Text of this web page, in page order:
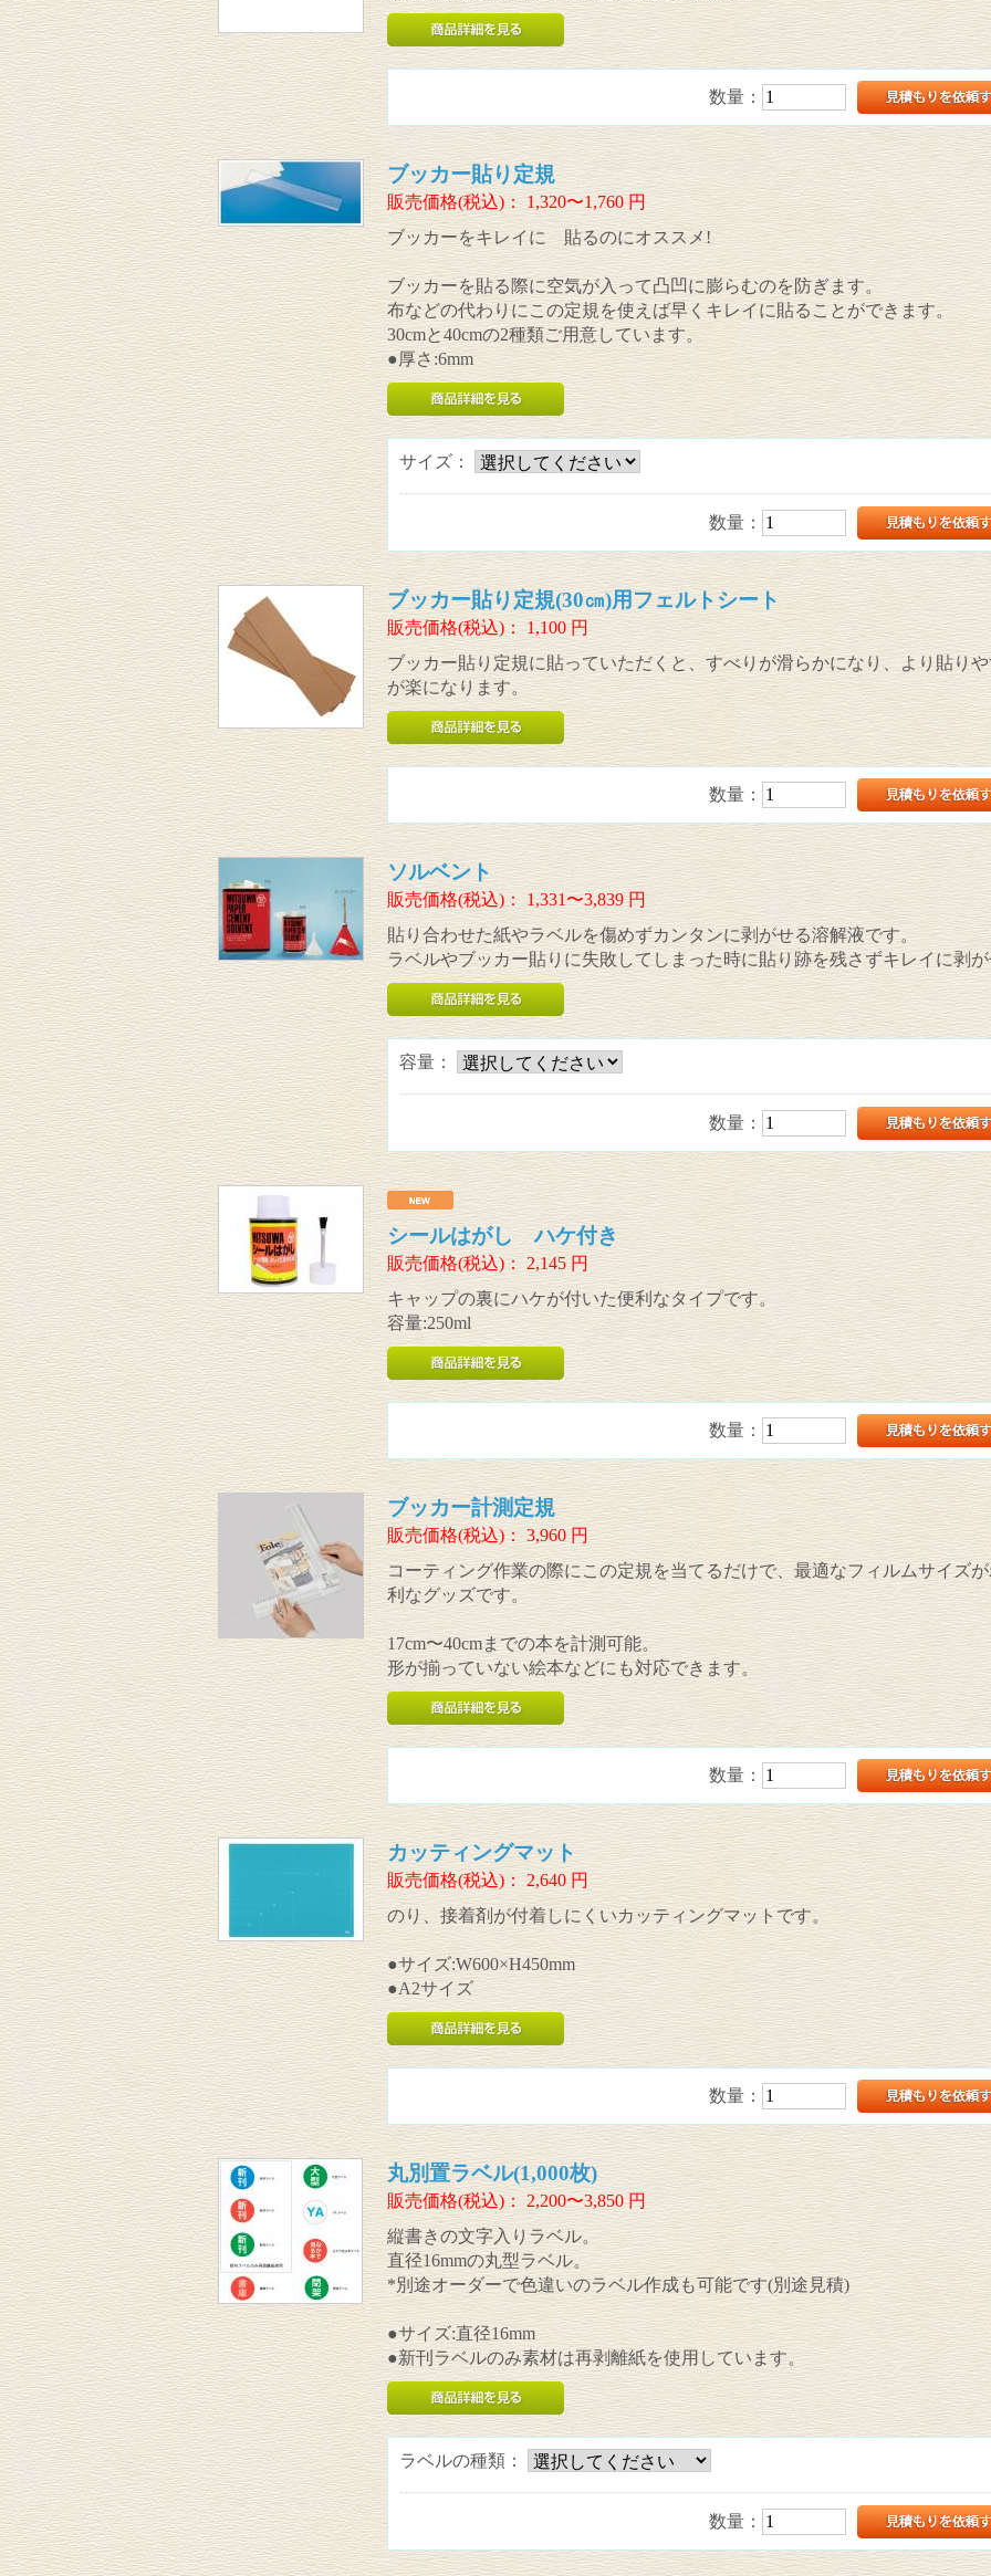
数量：
ブッカー貼り定規
販売価格(税込)：1,320〜1,760円
ブッカーをキレイに 貼るのにオススメ!
ブッカーを貼る際に空気が入って凸凹に膨らむのを防ぎます。
布などの代わりにこの定規を使えば早くキレイに貼ることができます。
30cmと40cmの2種類ご用意しています。
●厚さ:6mm
サイズ：
数量：
ブッカー貼り定規(30㎝)用フェルトシート
販売価格(税込)： 1,100円
ブッカー貼り定規に貼っていただくと、すべりが滑らかになり、より貼り
が楽になります。
数量：
ソルベント
販売価格(税込)： 1,331〜3,839円
貼り合わせた紙やラベルを傷めずカンタンに剥がせる溶解液です。
ラベルやブッカー貼りに失敗してしまった時に貼り跡を残さずキレイに剥
容量：
数量：
シールはがし ハケ付き
販売価格(税込)： 2,145円
キャップの裏にハケが付いた便利なタイプです。
容量:250ml
数量：
ブッカー計測定規
販売価格(税込)： 3,960円
コーティング作業の際にこの定規を当てるだけで、最適なフィルムサイズ
利なグッズです。
17cm〜40cmまでの本を計測可能。
形が揃っていない絵本などにも対応できます。
数量：
カッティングマット
販売価格(税込)： 2,640円
のり、接着剤が付着しにくいカッティングマットです。
●サイズ:W600×H450mm
●A2サイズ
数量：
丸別置ラベル(1,000枚)
販売価格(税込)：2,200〜3,850円
縦書きの文字入りラベル。
直径16mmの丸型ラベル。
*別途オーダーで色違いのラベル作成も可能です(別途見積)
●サイズ:直径16mm
●新刊ラベルのみ素材は再剥離紙を使用しています。
ラベルの種類：
数量：